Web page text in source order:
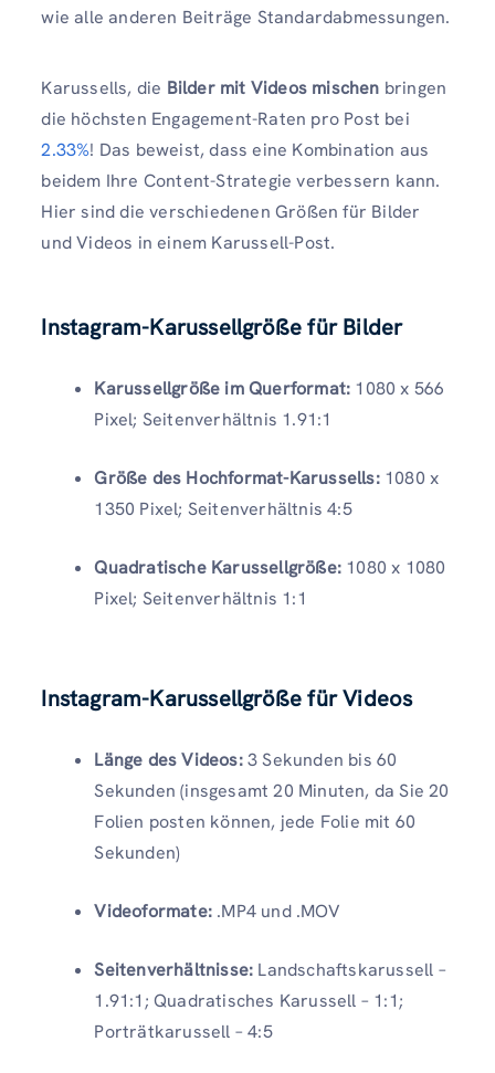
wie alle anderen Beiträge Standardabmessungen.
Karussells, die Bilder mit Videos mischen bringen
die höchsten Engagement-Raten pro Post bei
2.33%! Das beweist, dass eine Kombination aus
beidem Ihre Content-Strategie verbessern kann.
Hier sind die verschiedenen Größen für Bilder
und Videos in einem Karussell-Post.
Instagram-Karussellgröße für Bilder
Karussellgröße im Querformat: 1080 x 566
Pixel; Seitenverhältnis 1.91:1
Größe des Hochformat-Karussells:1080 x
1350 Pixel; Seitenverhältnis 4:5
Quadratische Karussellgröße: 1080 x 1080
Pixel; Seitenverhältnis 1:1
Instagram-Karussellgröße für Videos
Länge des Videos:3 Sekunden bis 60
Sekunden (insgesamt 20 Minuten, da Sie 20
Folien posten können, jede Folie mit 60
Sekunden)
Videoformate: .MP4 und .MOV
Seitenverhältnisse: Landschaftskarussell –
1.91:1; Quadratisches Karussell – 1:1;
Porträtkarussell – 4:5